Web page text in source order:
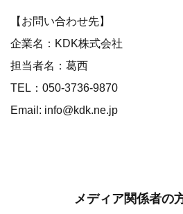
【お問い合わせ先】
企業名：KDK株式会社
担当者名：葛西
TEL：050-3736-9870
Email: info@kdk.ne.jp
メディア関係者の